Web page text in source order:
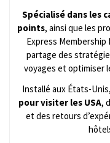
Spécialisé dans les
points, ainsi que les
Express Membership
partage des
voyages et optimiser
Installé aux États-
pour visiter les USA,
et des retours